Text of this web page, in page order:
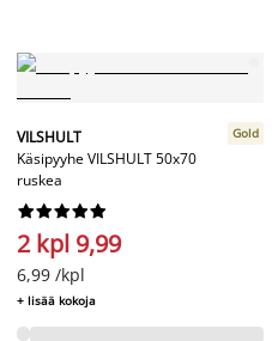
VILSHULT
Käsipyyhe VILSHULT 50x70
ruskea
Gold






2 kpl 9,99
6,99 /kpl
+ lisää kokoja